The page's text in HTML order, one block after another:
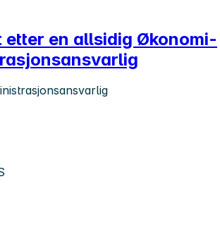
etter en allsidig Økonomi-